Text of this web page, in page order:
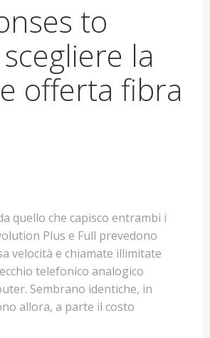
to
la
offerta fibra
quello che capisco entrambi i
Plus e Full prevedono
velocità e chiamate illimitate
telefonico analogico
Sembrano identiche, in
allora, a parte il costo